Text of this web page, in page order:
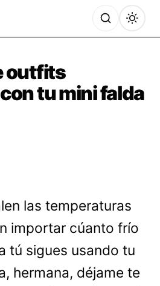
outfits
tu mini falda
las temperaturas
importar cúanto frío
tú sigues usando tu
hermana, déjame te